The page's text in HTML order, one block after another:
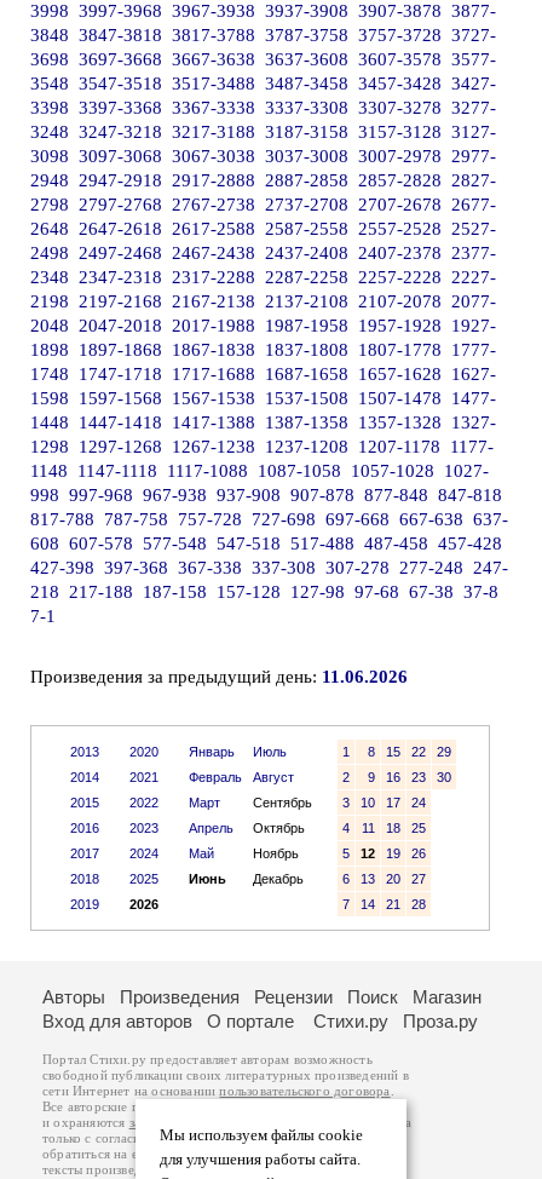
3998 3997-3968 3967-3938 3937-3908 3907-3878 3877-
3848 3847-3818 3817-3788 3787-3758 3757-3728 3727-
3698 3697-3668 3667-3638 3637-3608 3607-3578 3577-
3548 3547-3518 3517-3488 3487-3458 3457-3428 3427-
3398 3397-3368 3367-3338 3337-3308 3307-3278 3277-
3248 3247-3218 3217-3188 3187-3158 3157-3128 3127-
3098 3097-3068 3067-3038 3037-3008 3007-2978
2977-
2948
2947-2918 2917-2888 2887-2858 2857-2828
2827-
2798
2797-2768 2767-2738 2737-2708 2707-2678
2677-
2648
2647-2618 2617-2588 2587-2558 2557-2528
2527-
2498
2497-2468 2467-2438 2437-2408 2407-2378
2377-
2348
2347-2318 2317-2288 2287-2258 2257-2228
2227-
2198
2197-2168 2167-2138 2137-2108 2107-2078
2077-
2048
2047-2018 2017-1988 1987-1958 1957-1928
1927-
1898
1897-1868 1867-1838 1837-1808 1807-1778
1777-
1748
1747-1718 1717-1688 1687-1658 1657-1628
1627-
1598
1597-1568 1567-1538 1537-1508 1507-1478
1477-
1448
1447-1418 1417-1388 1387-1358 1357-1328
1327-
1298
1297-1268 1267-1238 1237-1208 1207-1178
1177-
1148
1147-1118 1117-1088 1087-1058 1057-1028
1027-
998 997-968 967-938 937-908 907-878 877-848 847-818
817-788
787-758 757-728 727-698 697-668 667-638 637-
608 607-578 577-548 547-518 517-488 487-458 457-428
427-398 397-368 367-338 337-308 307-278 277-248
247-
218
217-188 187-158 157-128 127-98 97-68 67-38 37-8
7-1
Произведения за предыдущий день: 11.06.2026
2013
2014
2015
2016
2017
2018
2019
2020
2021
2022
2023
2024
2025
2026
Январь
Июль
Февраль
Август
Март
Сентябрь
Апрель
Октябрь
Май
Ноябрь
Июнь
Декабрь
1 8 15 22
29
2
9 16 23
30
3
10 17
24
4
11 18
25
5
12 19
26
6
13 20
27
7
14 21 28
Мы используем файлы cookie
для улучшения работы сайта.
Авторы Произведения Рецензии Поиск
Магазин
Вход для авторов
О портале Стихи.ру Проза.ру
Портал Стихи.ру предоставляет авторам возможность
свободной публикации своих литературных произведений в
сети Интернет на основаниипользовательского договора
Все авторские права на произведения принадлежат авторам
и охраняются законом
. Перепечатка произведений возможна
только с согласия его автора, к которому вы можете
обратиться на его авторской странице. Ответственность за
тексты произведений авторы несут самостоятельно на